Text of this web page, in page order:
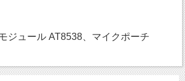
ジュール AT8538、マイクポーチ